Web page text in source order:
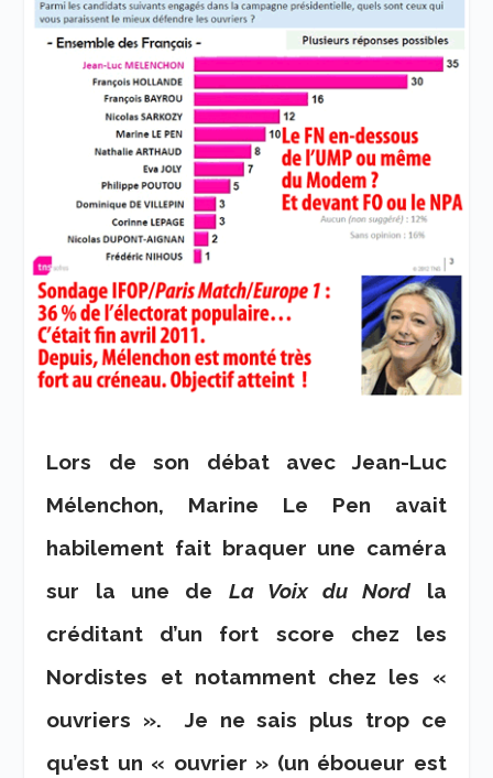
Lors de son débat avec Jean-Luc
Mélenchon, Marine Le Pen avait
habilement fait braquer une caméra
sur la une de La Voix du Nordla
créditant d’un fort score chez les
Nordistes et notamment chez les «
ouvriers ». Je ne sais plus trop ce
qu’est un « ouvrier » (un éboueur est